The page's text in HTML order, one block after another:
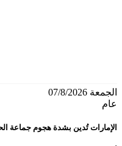
الجمعة 07/8/2026
عام
الإمارات تُدين بشدة هجوم جماعة